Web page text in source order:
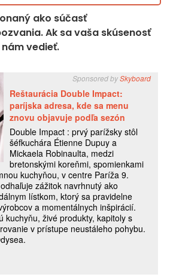
ako súčasť
Ak sa vaša skúsenosť
vedieť.